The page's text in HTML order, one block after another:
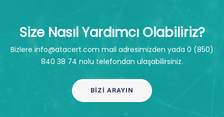
Size Nasıl Yardımcı Olabiliriz?
Bizlere info@atacert.com mail adresimizden yada 0 (850)
840 38 74 nolu telefondan ulaşabilirsiniz.
BIZI ARAYIN